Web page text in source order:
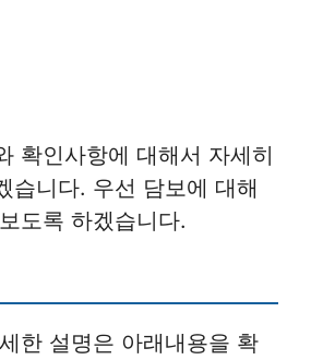
확인사항에 대해서 자세히
습니다. 우선 담보에 대해
도록 하겠습니다.
한 설명은 아래내용을 확